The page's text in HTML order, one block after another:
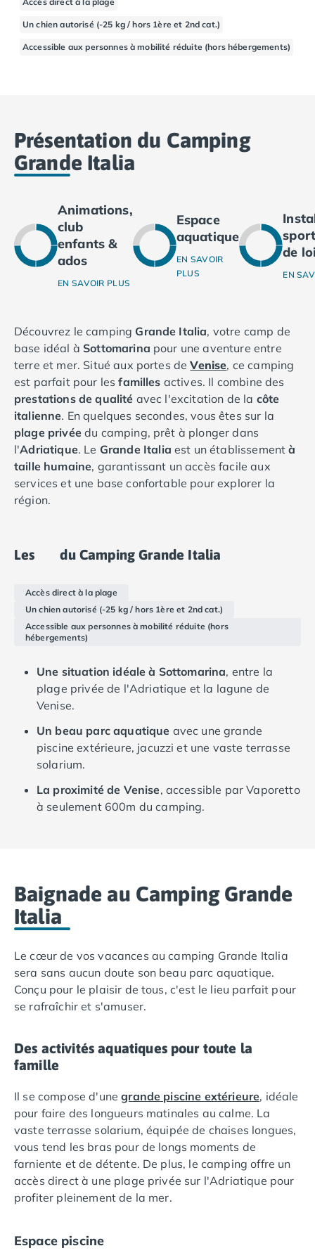
Camping Calvados
Camping Cabourg
Camping Manche
Camping Mont Saint Michel
Camping Bretagne
Camping Erquy
Camping Saint-Cast-le-Guildo
Camping Finistère
Camping Benodet
Camping Brest
Camping Carantec
Camping Fouesnant
Camping Plouescat
Camping Quimper
Camping Roscoff
Camping Ille-et-Vilaine
Camping Cancale
Camping Dinard
Camping Saint-Malo
Camping Morbihan
Camping Auray
Camping Carnac
Camping Penestin
Camping Sarzeau
Camping Vannes
Camping Champagne-Ardenne
Camping Ardennes
Camping Corse-du-Sud
Camping Bonifacio
Camping Porto Vecchio
Camping Haute-Corse
Camping Ghisonaccia
Camping Saint-Florent
Camping Doubs
Camping Jura
Camping Essonne
Camping Seine-et-Marne
Camping Val d'Oise
Camping Languedoc-Roussillon
Camping Aude
Camping Gruissan
Camping Narbonne-Plage
Camping Gard
Camping Aigues-Mortes
Camping Nîmes
Camping Hérault
Camping Agde
Camping Béziers
Camping La Grande Motte
Camping Marseillan-Plage
Camping Montpellier
Camping Valras-Plage
Un chien autorisé (-25 kg / hors 1ère et 2nd cat.)
Accessible aux personnes à mobilité réduite (hors hébergements)
Présentation du Camping
Grande Italia
Animations,
club
enfants &
ados
EN SAVOIR PLUS
Espace
aquatique
EN SAVOIR
PLUS
de
EN
Découvrez le camping Grande Italia, votre camp de
base idéal àSottomarina pour une aventure entre
terre et mer. Situé aux portes deVenise, ce camping
est parfait pour lesfamilles actives. Il combine des
prestations de qualité avec l'excitation de la côte
italienne. En quelques secondes, vous êtes sur la
plage privéedu camping, prêt à plonger dans
l'Adriatique. Le Grande Italia est un établissementà
taille humaine, garantissant un accès facile aux
services et une base confortable pour explorer la
région.
Les du Camping Grande Italia
Accès direct à la plage
Un chien autorisé (-25 kg / hors 1ère et 2nd cat.)
Accessible aux personnes à mobilité réduite (hors
hébergements)
Une situation idéale à Sottomarina, entre la
plage privée de l'Adriatique et la lagune de
Venise.
Un beau parc aquatique avec une grande
piscine extérieure, jacuzzi et une vaste terrasse
solarium.
La proximité de Venise, accessible par Vaporetto
à seulement 600m du camping.
Baignade au Camping Grande
Italia
Le cœur de vos vacances au camping Grande Italia
sera sans aucun doute son beau parc aquatique.
Conçu pour le plaisir de tous, c'est le lieu parfait pour
se rafraîchir et s'amuser.
Des activités aquatiques pour toute la
famille
Il se compose d'unegrande piscine extérieure, idéale
pour faire des longueurs matinales au calme. La
vaste terrasse solarium, équipée de chaises longues,
vous tend les bras pour de longs moments de
farniente et de détente. De plus, le camping offre un
accès direct à une plage privée sur l'Adriatique pour
profiter pleinement de la mer.
Espace piscine